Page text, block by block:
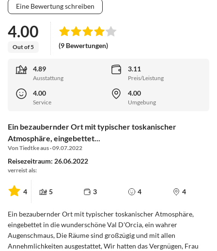
Eine Bewertung schreiben
4.00
Out of 5 (9 Bewertungen)
4.89
Ausstattung
3.11
Preis/Leistung
4.00
Service
4.00
Umgebung
Ein bezaubernder Ort mit typischer toskanischer
Atmosphäre, eingebettet...
Von Tiedtke aus · 09.07.2022
Reisezeitraum: 26.06.2022
verreist als:
4 5 3 4 4
Ein bezaubernder Ort mit typischer toskanischer Atmosphäre,
eingebettet in die wunderschöne Val D'Orcia, ein wahrer
Augenschmaus, Die Räume sind großzügig und mit allen
Annehmlichkeiten ausgestattet, Wir hatten das Vergnügen, Frau